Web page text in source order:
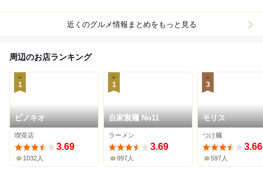
近くのグルメ情報まとめをもっと見る
周辺のお店ランキング
1
ピノキオ
喫茶店
3.69
1032人
1
自家製麺 No11
ラーメン
3.69
997人
3
モリス
つけ麺
3.66
597人